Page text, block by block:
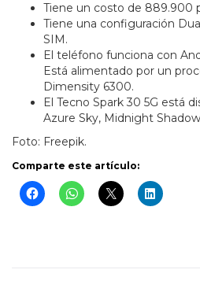
Tiene un costo de 889.900
Tiene una configuración
SIM.
El teléfono funciona con
Está alimentado por un
Dimensity 6300.
El Tecno Spark 30 5G está
Azure Sky, Midnight
Foto: Freepik.
Comparte este artículo: